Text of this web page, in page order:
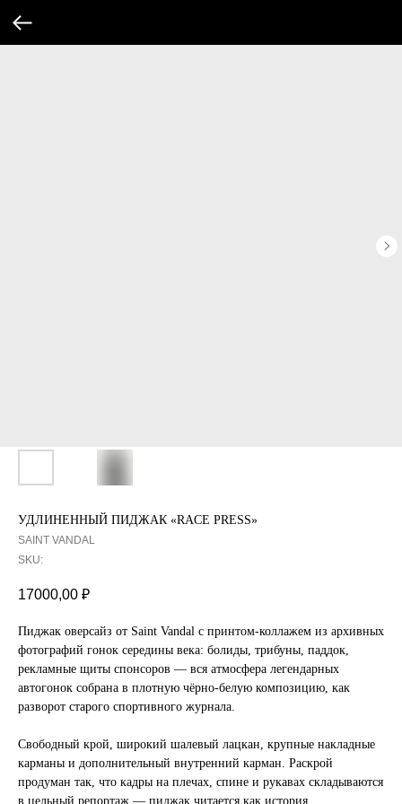
УДЛИНЕННЫЙ ПИДЖАК «RACE PRESS»
SAINT VANDAL
SKU:
17000,00 ₽
Пиджак оверсайз от Saint Vandal с принтом-коллажем из архивных
фотографий гонок середины века: болиды, трибуны, паддок,
рекламные щиты спонсоров — вся атмосфера легендарных
автогонок собрана в плотную чёрно-белую композицию, как
разворот старого спортивного журнала.
Свободный крой, широкий шалевый лацкан, крупные накладные
карманы и дополнительный внутренний карман. Раскрой
продуман так, что кадры на плечах, спине и рукавах складываются
в цельный репортаж — пиджак читается как история.